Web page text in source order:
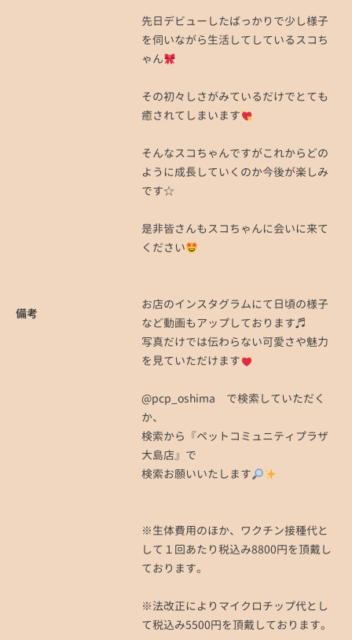
備考
先日デビューしたばっかりで少し様子
を伺いながら生活してしているスコち
ゃん
その初々しさがみているだけでとても
癒されてしまいます
そんなスコちゃんですがこれからどの
ように成長していくのか今後が楽しみ
です☆
是非皆さんもスコちゃんに会いに来て
ください
お店のインスタグラムにて日頃の様子
など動画もアップしております♬
写真だけでは伝わらない可愛さや魅力
を見ていただけます
@pcp_oshima で検索していただく
か、
検索から『ペットコミュニティプラザ
大島店』で
検索お願いいたします
※生体費用のほか、ワクチン接種代と
して１回あたり税込み8800円を頂戴し
ております。
※法改正によりマイクロチップ代とし
て税込み5500円を頂戴しております。